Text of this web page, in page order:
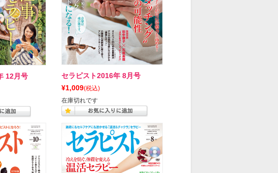
12月号
セラピスト2016年 8月号
¥1,009(税込)
在庫切れです